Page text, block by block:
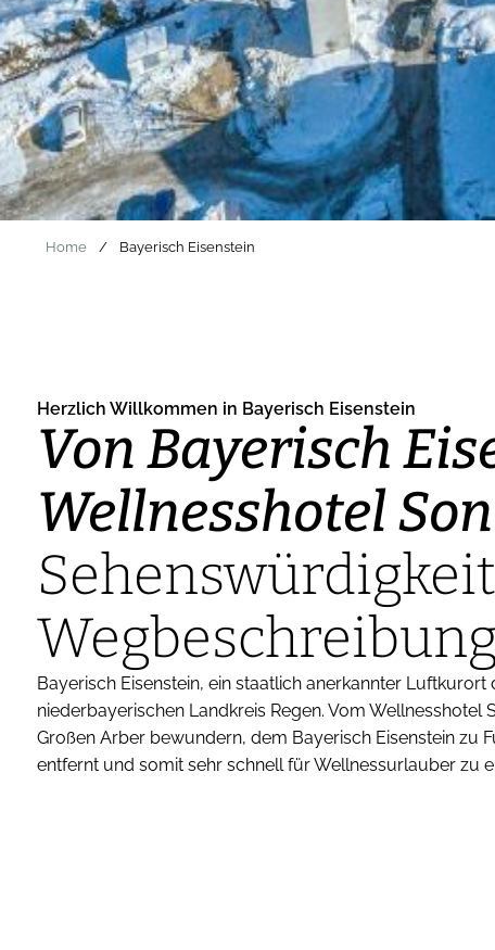
Home / Bayerisch Eisenstein
Herzlich Willkommen in Bayerisch Eisenstein
Von Bayerisch
Wellnesshotel
Wegbeschreibung
Bayerisch Eisenstein, ein staatlich anerkannter
niederbayerischen Landkreis Regen. Vom
Großen Arber bewundern, dem Bayerisch Eisenstein zu
entfernt und somit sehr schnell für Wellnessurlauber zu